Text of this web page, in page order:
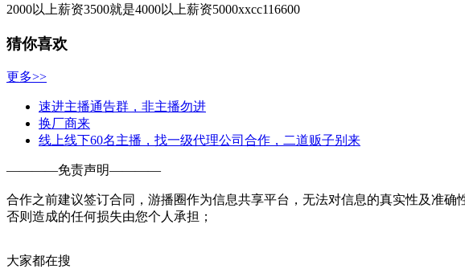
2000以上薪资3500就是4000以上薪资5000xxcc116600
猜你喜欢
更多>>
速进主播通告群，非主播勿进
换厂商来
线上线下60名主播，找一级代理公司合作，二道贩子别来
————免责声明————
合作之前建议签订合同，游播圈作为信息共享平台，无法对信息的真实性及准
否则造成的任何损失由您个人承担；
大家都在搜